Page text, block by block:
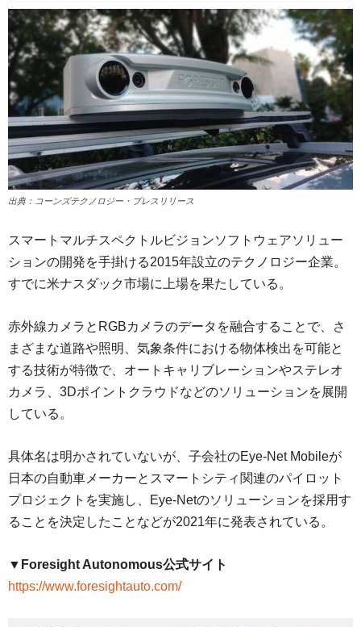
出典：コーンズテクノロジー・プレスリリース
スマートマルチスペクトルビジョンソフトウェアソリュー
ションの開発を手掛ける2015年設立のテクノロジー企業。
すでに米ナスダック市場に上場を果たしている。
赤外線カメラとRGBカメラのデータを融合することで、さ
まざまな道路や照明、気象条件における物体検出を可能と
する技術が特徴で、オートキャリブレーションやステレオ
カメラ、3Dポイントクラウドなどのソリューションを展開
している。
具体名は明かされていないが、子会社のEye-Net Mobileが
日本の自動車メーカーとスマートシティ関連のパイロット
プロジェクトを実施し、Eye-Netのソリューションを採用す
ることを決定したことなどが2021年に発表されている。
▼Foresight Autonomous公式サイト
https://www.foresightauto.com/